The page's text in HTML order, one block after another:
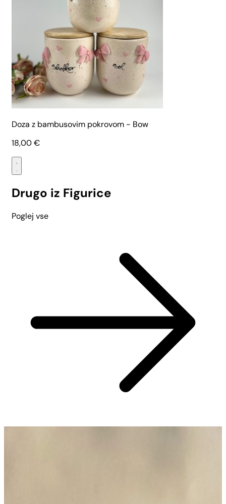
Doza z bambusovim pokrovom - Bow
18,00€
Drugo iz Figurice
Poglej vse